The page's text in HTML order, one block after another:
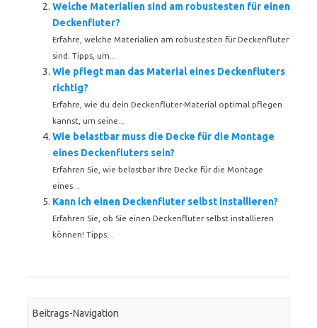
Welche Materialien sind am robustesten für einen
Deckenfluter?
Erfahre, welche Materialien am robustesten für Deckenfluter
sind. Tipps, um...
Wie pflegt man das Material eines Deckenfluters
richtig?
Erfahre, wie du dein Deckenfluter-Material optimal pflegen
kannst, um seine...
Wie belastbar muss die Decke für die Montage
eines Deckenfluters sein?
Erfahren Sie, wie belastbar Ihre Decke für die Montage
eines...
Kann ich einen Deckenfluter selbst installieren?
Erfahren Sie, ob Sie einen Deckenfluter selbst installieren
können! Tipps...
Beitrags-Navigation